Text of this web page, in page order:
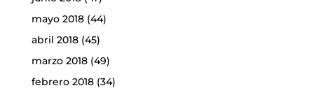
mayo 2018(44)
abril 2018(45)
marzo 2018(49)
febrero 2018(34)